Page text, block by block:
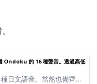
Ondoku 的 16 種聲音。透過高低
日文語音。當然也備齊了